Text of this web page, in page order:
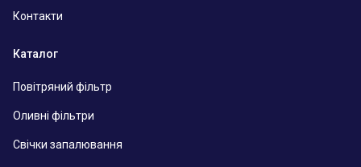
Контакти
Каталог
Повітряний фільтр
Оливні фільтри
Свічки запалювання